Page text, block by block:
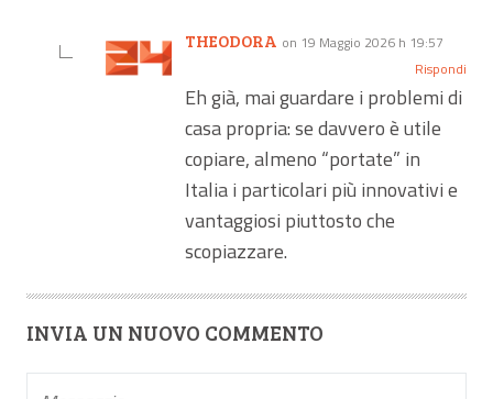
THEODORA on 19 Maggio 2026 h 19:57
Rispondi
Eh già, mai guardare i problemi di
casa propria: se davvero è utile
copiare, almeno “portate” in
Italia i particolari più innovativi e
vantaggiosi piuttosto che
scopiazzare.
INVIA UN NUOVO COMMENTO